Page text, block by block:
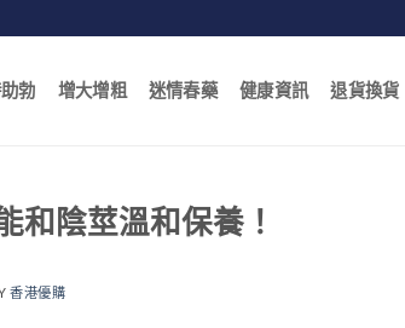
勃 增大增粗 迷情春藥 健康資訊 退貨換貨
和陰莖溫和保養！
香港優購